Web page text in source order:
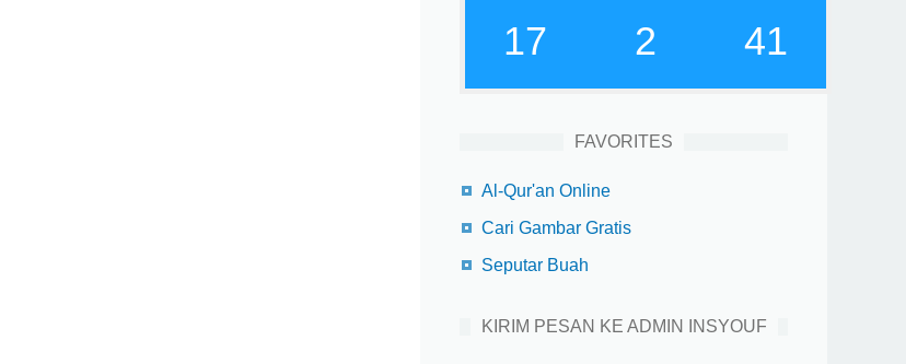
17 2 42
FAVORITES
Al-Qur'an Online
Cari Gambar Gratis
Seputar Buah
KIRIM PESAN KE ADMIN INSYOUF